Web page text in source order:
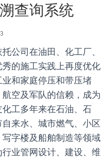
查询系统
公司在油田、化工厂、
的施工实践上再度优化
和家庭停压和带压堵
空及军队的信赖，成为
工多年来在石油、石
来水、城市燃气、小区
字楼及船舶制造等领域
业管网设计、建设、维